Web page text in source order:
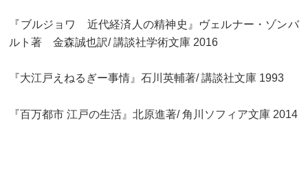
『ブルジョワ 近代経済人の精神史』ヴェルナー・ゾンバ
ルト著 金森誠也訳/ 講談社学術文庫 2016
『大江戸えねるぎー事情』石川英輔著/ 講談社文庫 1993
『百万都市 江戸の生活』北原進著/ 角川ソフィア文庫 2014